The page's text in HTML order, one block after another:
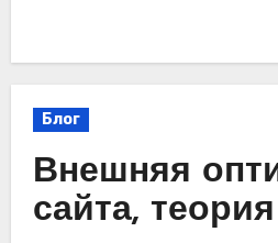
Блог
Внешняя
сайта, теория